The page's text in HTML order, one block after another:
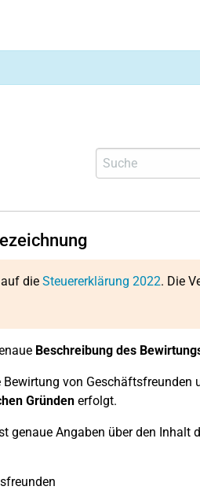
die Steuererklärung 2022. Die
Beschreibung des
von
Gründenerfolgt.
genaue Angaben über den Inhalt